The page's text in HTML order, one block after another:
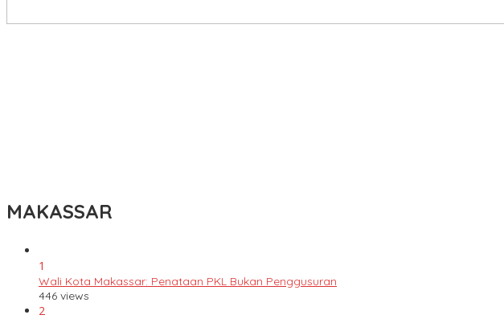
MAKASSAR
1
Wali Kota Makassar: Penataan PKL Bukan Penggusuran
446 views
2